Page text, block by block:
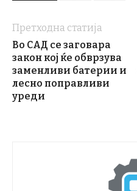
Претходна статија
Во САД се заговара
закон кој ќе обврзува
заменливи батерии и
лесно поправливи
уреди